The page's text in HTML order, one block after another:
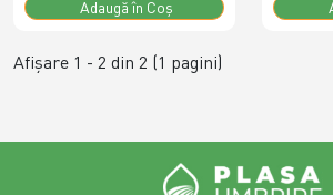
Adaugă în Coş
Afişare 1 - 2 din 2 (1 pagini)